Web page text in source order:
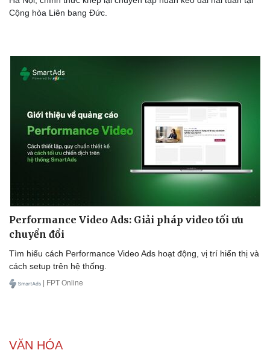
Doanh nghiệp
Thông tin doanh nghiệp
Doanh nghiệp 24h
Vì cộng đồng
Công nghệ
Trải nghiệm
Cộng hòa Liên bang Đức.
Performance Video Ads: Giải pháp video tối ưu
chuyển đổi
Tìm hiểu cách Performance Video Ads hoạt động, vị trí hiển thị và
cách setup trên hệ thống.
| FPT Online
VĂN HÓA